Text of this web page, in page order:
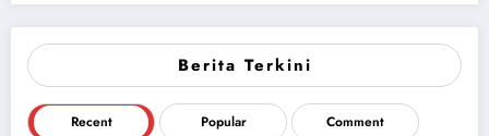
Berita Terkini
Recent Popular Comment